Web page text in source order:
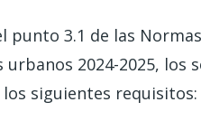
punto 3.1 de las
2024-2025, los
siguientes requisitos: